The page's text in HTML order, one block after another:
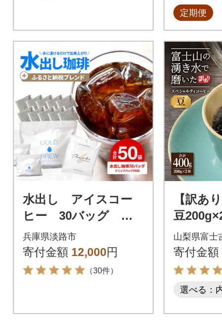
定期便
水出し アイスコー
ヒー 30バッグ 淡
路島 ドリップバッ
グ セット at14707
兵庫県淡路市
寄付金額 12,000円
（30件）
【訳あ
豆
家焙煎
ルティ
山の湧
山梨県富士
寄付金額
選べる：